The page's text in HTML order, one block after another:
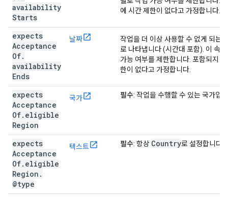
availability
Starts
에 시간 제한이 없다고 가정합니다.
expects
Acceptance
Of.
availability
Ends
날짜
작업을 더 이상 사용할 수 없게 되는
로 나타냅니다 (시간대 포함). 이 속
가능 여부를 제한합니다. 포함되지
한이 없다고 가정합니다.
expects
Acceptance
Of. eligible
Region
국가 필수: 작업을 수행할 수 있는 국가입
expects
Acceptance
Of. eligible
Region .
@type
텍스트 필수: 항상 Country로 설정합니다.